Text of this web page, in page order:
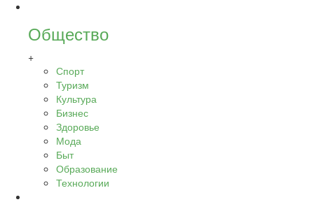
Общество
+
Спорт
Туризм
Культура
Бизнес
Здоровье
Мода
Быт
Образование
Технологии